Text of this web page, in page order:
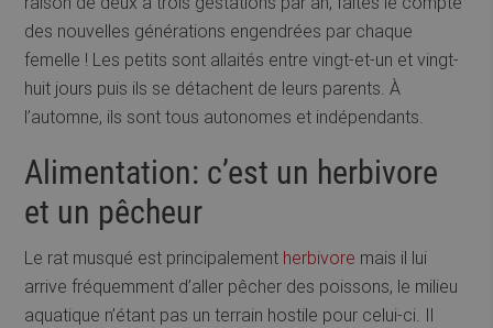
des nouvelles générations engendrées par chaque
femelle ! Les petits sont allaités entre vingt-et-un et vingt-
huit jours puis ils se détachent de leurs parents. À
l’automne, ils sont tous autonomes et indépendants.
Alimentation: c’est un herbivore
et un pêcheur
Le rat musqué est principalement herbivore mais il lui
arrive fréquemment d’aller pêcher des poissons, le milieu
aquatique n’étant pas un terrain hostile pour celui-ci. Il